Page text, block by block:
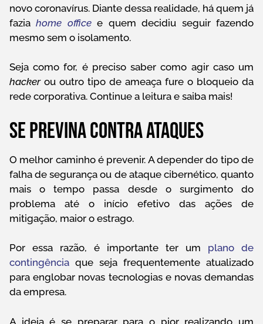
novo coronavírus. Diante dessa realidade, há quem já
faziahome officee quem decidiu seguir fazendo
mesmo sem o isolamento.
Seja como for, é preciso saber como agir caso um
hackerou outro tipo de ameaça fure o bloqueio da
rede corporativa. Continue a leitura e saiba mais!
Se previna contra ataques
O melhor caminho é prevenir. A depender do tipo de
falha de segurança ou de ataque cibernético, quanto
mais o tempo passa desde o surgimento do
problema até o início efetivo das ações de
mitigação, maior o estrago.
Por essa razão, é importante ter um plano de
contingência que seja frequentemente atualizado
para englobar novas tecnologias e novas demandas
da empresa.
A ideia é se preparar para o pior realizando um